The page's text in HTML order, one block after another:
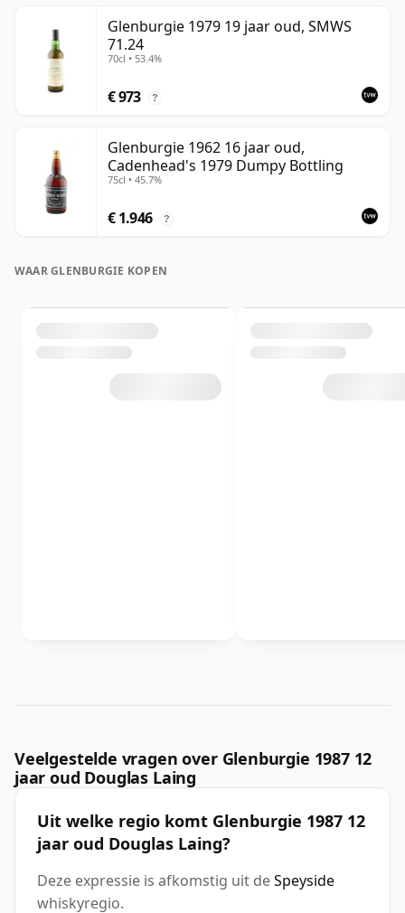
Glenburgie 1979 19 jaar oud, SMWS
71.24
70cl • 53.4%
€ 973 ?
Glenburgie 1962 16 jaar oud,
Cadenhead's 1979 Dumpy Bottling
75cl • 45.7%
€ 1.946 ?
WAAR GLENBURGIE KOPEN
Veelgestelde vragen over Glenburgie 1987 12
jaar oud Douglas Laing
Uit welke regio komt Glenburgie 1987 12
jaar oud Douglas Laing?
Deze expressie is afkomstig uit deSpeyside
whiskyregio.